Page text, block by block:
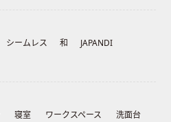
シームレス 和
JAPANDI
寝室 ワークスペース
洗面台